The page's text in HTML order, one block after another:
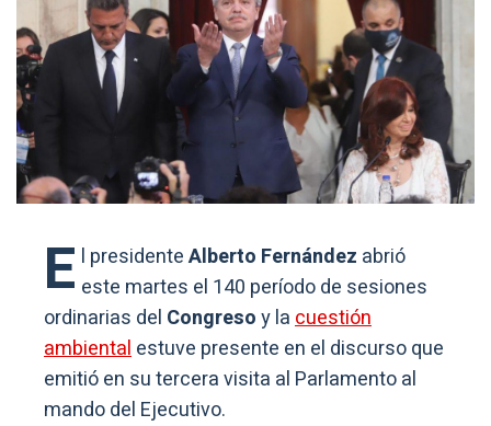
E l presidenteAlberto Fernández abrió
este martes el 140 período de sesiones
ordinarias del Congresoy lacuestión
ambientalestuve presente en el discurso que
emitió en su tercera visita al Parlamento al
mando del Ejecutivo.